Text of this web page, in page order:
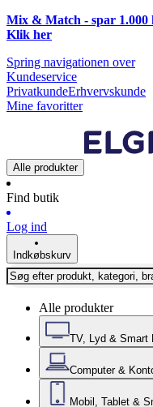
Mix & Match - spar
Klik her
Spring navigationen over
Kundeservice
PrivatkundeErhvervskunde
Mine favoritter
Alle produkter
Find butik
Log ind
Indkøbskurv
Alle produkter
TV, Lyd & Smart
Computer &
Mobil, Tablet &